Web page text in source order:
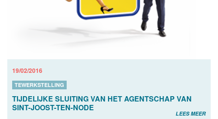
19/02/2016
TEWERKSTELLING
TIJDELIJKE SLUITING VAN HET AGENTSCHAP VAN
SINT-JOOST-TEN-NODE
LEES MEER